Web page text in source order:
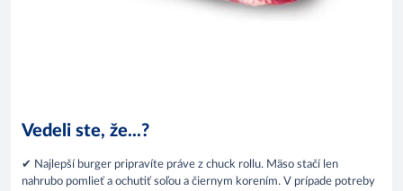
Vedeli ste, že...?
✔ Najlepší burger pripravíte práve z chuck rollu. Mäso stačí len
nahrubo pomlieť a ochutiť soľou a čiernym korením. V prípade potreby